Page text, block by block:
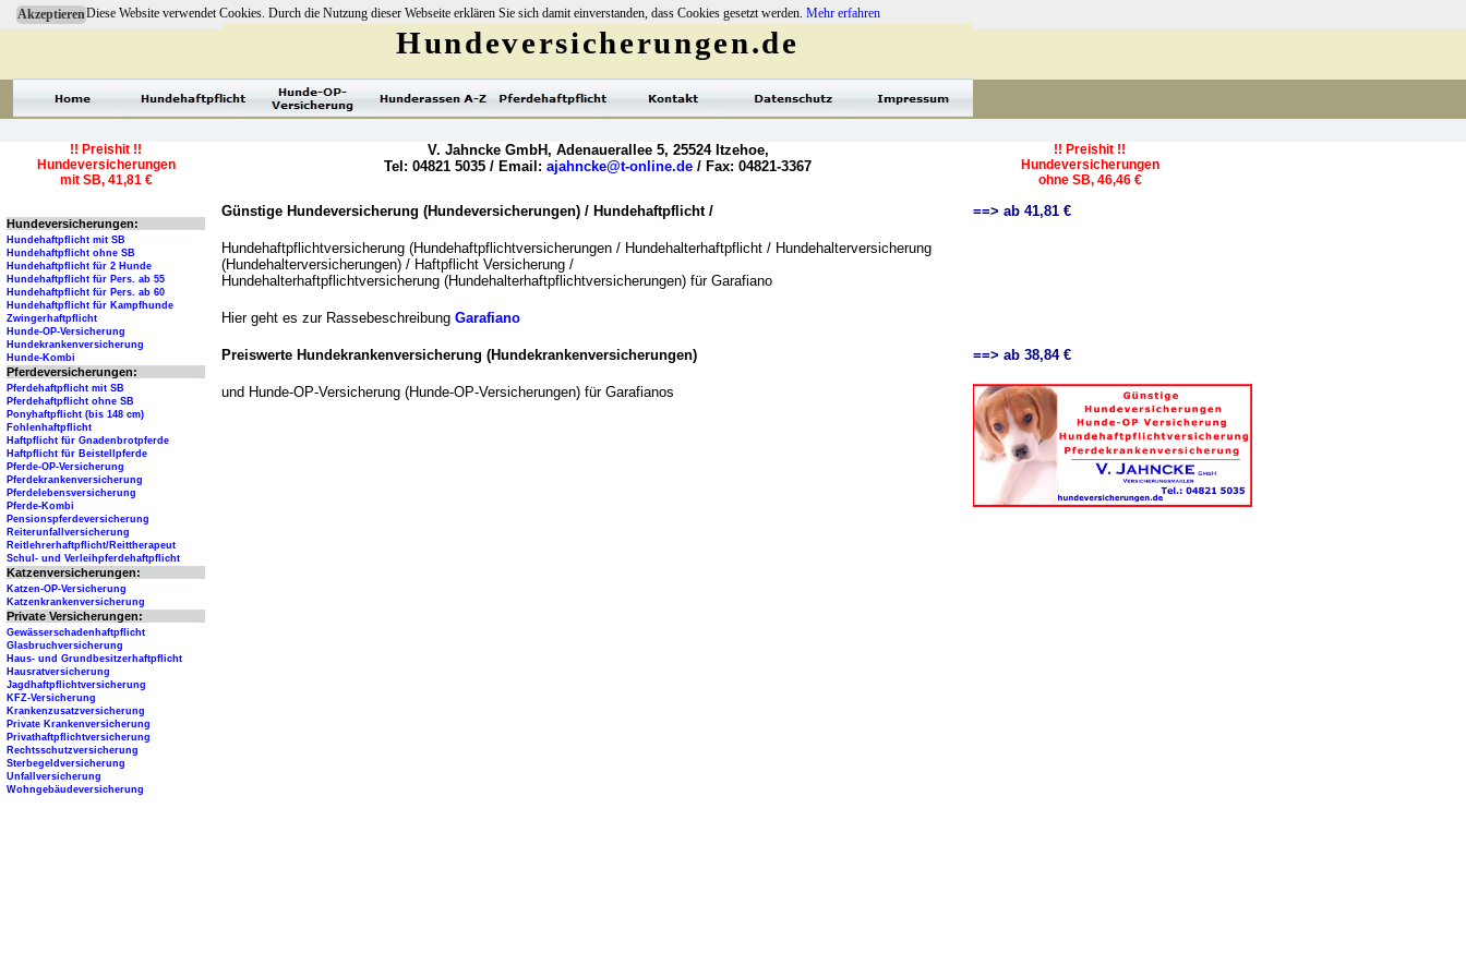
AkzeptierenDiese Website verwendet Cookies. Durch die Nutzung dieser Webseite erklären Sie sich damit einverstanden, dass Cookies gesetzt werden. Mehr erfahren
Günstige Hundeversicherung (Hundeversicherungen) / Hundehaftpflicht /
Hundehaftpflichtversicherung (Hundehaftpflichtversicherungen / Hundehalterhaftpflicht / Hundehalterversicherung
(Hundehalterversicherungen) / Haftpflicht Versicherung /
Hundehalterhaftpflichtversicherung (Hundehalterhaftpflichtversicherungen) für Garafiano
Hier geht es zur Rassebeschreibung Garafiano
Preiswerte Hundekrankenversicherung (Hundekrankenversicherungen)
und Hunde-OP-Versicherung (Hunde-OP-Versicherungen) für Garafianos
==> ab 41,81 €
==> ab 38,84 €
Hundeversicherungen.de
V. Jahncke GmbH, Adenauerallee 5, 25524 Itzehoe,
Tel: 04821 5035 / Email: ajahncke@t-online.de / Fax: 04821-3367
!! Preishit !!
Hundeversicherungen
mit SB, 41,81 €
!! Preishit !!
Hundeversicherungen
ohne SB, 46,46 €
Hundeversicherungen:
Hundehaftpflicht mit SB
Hundehaftpflicht ohne SB
Hundehaftpflicht für 2 Hunde
Hundehaftpflicht für Pers. ab 55
Hundehaftpflicht für Pers. ab 60
Hundehaftpflicht für Kampfhunde
Zwingerhaftpflicht
Hunde-OP-Versicherung
Hundekrankenversicherung
Hunde-Kombi
Pferdeversicherungen:
Pferdehaftpflicht mit SB
Pferdehaftpflicht ohne SB
Ponyhaftpflicht (bis 148 cm)
Fohlenhaftpflicht
Haftpflicht für Gnadenbrotpferde
Haftpflicht für Beistellpferde
Pferde-OP-Versicherung
Pferdekrankenversicherung
Pferdelebensversicherung
Pferde-Kombi
Pensionspferdeversicherung
Reiterunfallversicherung
Reitlehrerhaftpflicht/Reittherapeut
Schul- und Verleihpferdehaftpflicht
Katzenversicherungen:
Katzen-OP-Versicherung
Katzenkrankenversicherung
Private Versicherungen:
Gewässerschadenhaftpflicht
Glasbruchversicherung
Haus- und Grundbesitzerhaftpflicht
Hausratversicherung
Jagdhaftpflichtversicherung
KFZ-Versicherung
Krankenzusatzversicherung
Private Krankenversicherung
Privathaftpflichtversicherung
Rechtsschutzversicherung
Sterbegeldversicherung
Unfallversicherung
Wohngebäudeversicherung